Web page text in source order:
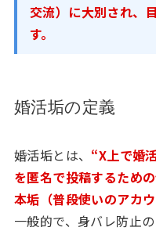
交流）に大別され、
す。
婚活垢の定義
婚活垢とは、 “X上で婚
を匿名で投稿するため
本垢（普段使いのアカ
一般的で、身バレ防止